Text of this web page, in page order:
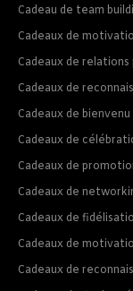
Cadeau de team
Cadeaux de
Cadeaux de relations
Cadeaux de
Cadeaux de
Cadeaux de
Cadeaux de
Cadeaux de
Cadeaux de
Cadeaux de
Cadeaux de